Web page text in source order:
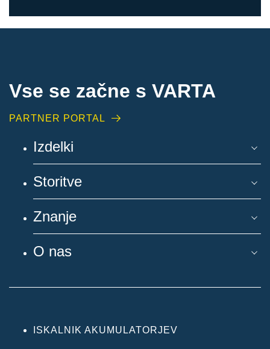
Vse se začne s VARTA
PARTNER PORTAL
Izdelki
Storitve
Znanje
O nas
ISKALNIK AKUMULATORJEV